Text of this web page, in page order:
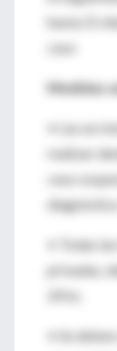
hasta 21
caso
Medidas
• Las
realizar
caso
diagnóstica.
• Todas
privadas,
24 hs.
• Se